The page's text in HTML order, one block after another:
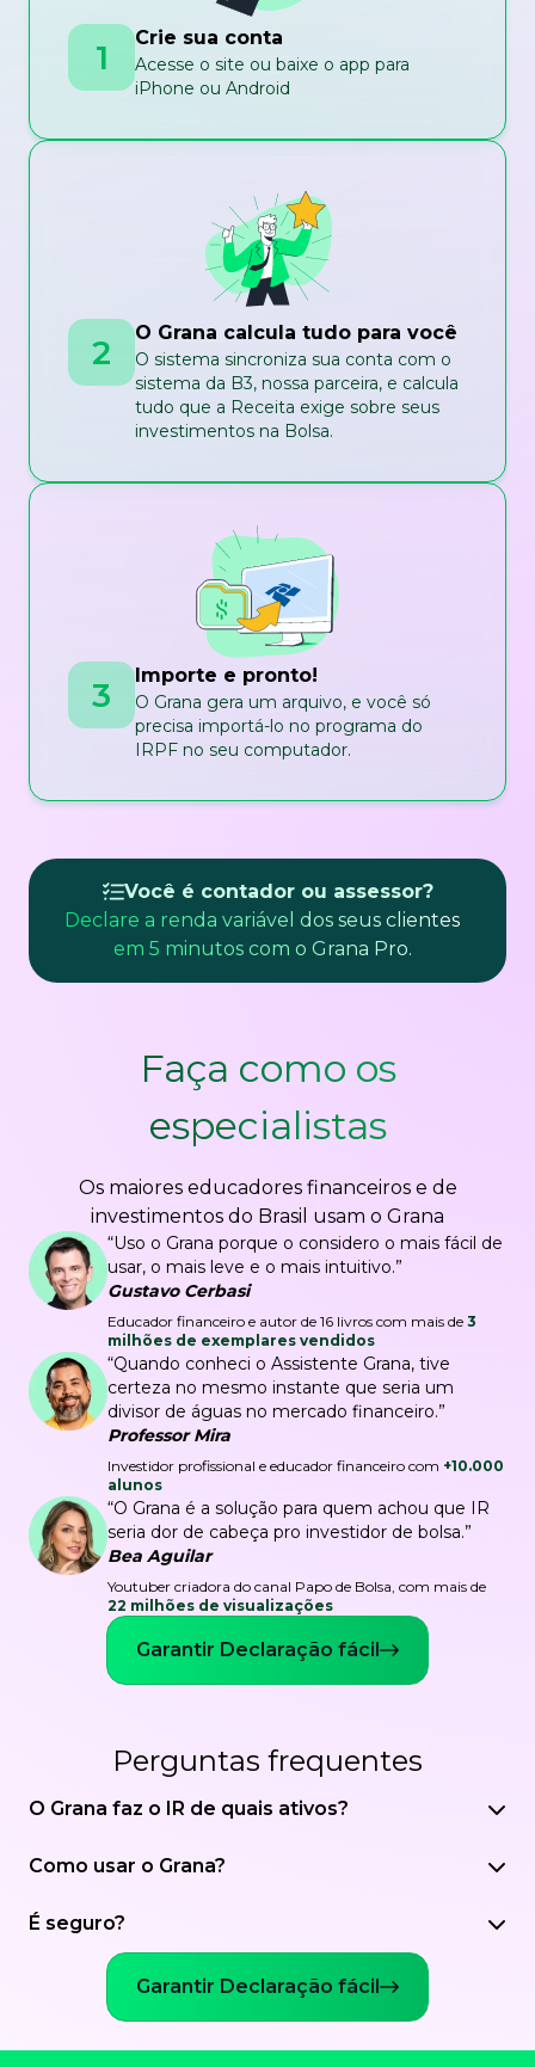
1 Crie sua conta
Acesse o site ou baixe o app para
iPhone ou Android
2 O Grana calcula tudo para você
O sistema sincroniza sua conta com o
sistema da B3, nossa parceira, e calcula
tudo que a Receita exige sobre seus
investimentos na Bolsa.
3 Importe e pronto!
O Grana gera um arquivo, e você só
precisa importá-lo no programa do
IRPF no seu computador.
Você é contador ou assessor?
Declare a renda variável dos seus clientes
em 5 minutos com o Grana Pro.
Faça como os
especialistas
Os maiores educadores financeiros e de
investimentos do Brasil usam o Grana
“Uso o Grana porque o considero o mais fácil de
usar, o mais leve e o mais intuitivo.”
Gustavo Cerbasi
Educador financeiro e autor de 16 livros com mais de 3
milhões de exemplares vendidos
“Quando conheci o Assistente Grana, tive
certeza no mesmo instante que seria um
divisor de águas no mercado financeiro.”
Professor Mira
Investidor profissional e educador financeiro com +10.000
alunos
“O Grana é a solução para quem achou que IR
seria dor de cabeça pro investidor de bolsa.”
Bea Aguilar
Youtuber criadora do canal Papo de Bolsa, com mais de
22 milhões de visualizações
Garantir Declaração fácil
Perguntas frequentes
O Grana faz o IR de quais ativos?
Como usar o Grana?
É seguro?
Garantir Declaração fácil